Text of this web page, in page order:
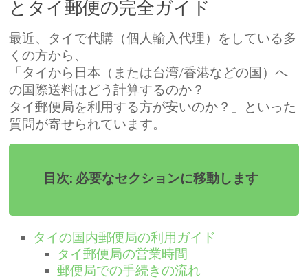
とタイ郵便の完全ガイド
最近、タイで代購（個人輸入代理）をしている多
くの方から、
「タイから日本（または台湾/香港などの国）へ
の国際送料はどう計算するのか？
タイ郵便局を利用する方が安いのか？」といった
質問が寄せられています。
目次: 必要なセクションに移動します
タイの国内郵便局の利用ガイド
タイ郵便局の営業時間
郵便局での手続きの流れ